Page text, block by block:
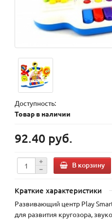
Доступность:
Товар в наличии
92.40 руб.
В корзину
Краткие характеристики
Развивающий центр Play
для развития кругозора,